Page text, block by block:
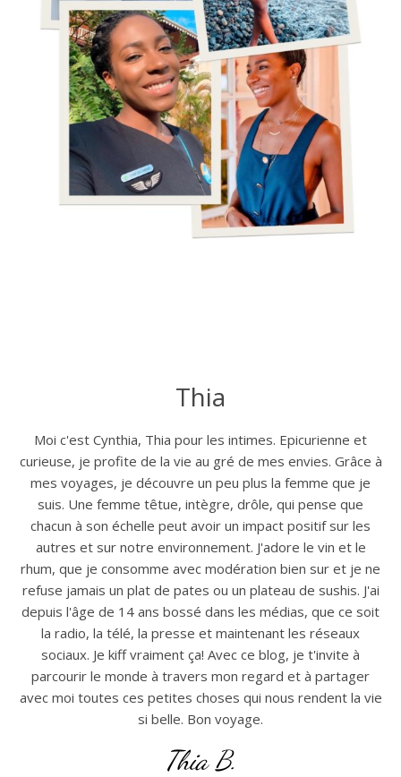
Thia
Moi c'est Cynthia, Thia pour les intimes. Epicurienne et
curieuse, je profite de la vie au gré de mes envies. Grâce à
mes voyages, je découvre un peu plus la femme que je
suis. Une femme têtue, intègre, drôle, qui pense que
chacun à son échelle peut avoir un impact positif sur les
autres et sur notre environnement. J'adore le vin et le
rhum, que je consomme avec modération bien sur et je ne
refuse jamais un plat de pates ou un plateau de sushis. J'ai
depuis l'âge de 14 ans bossé dans les médias, que ce soit
la radio, la télé, la presse et maintenant les réseaux
sociaux. Je kiff vraiment ça! Avec ce blog, je t'invite à
parcourir le monde à travers mon regard et à partager
avec moi toutes ces petites choses qui nous rendent la vie
si belle. Bon voyage.
Thia B.